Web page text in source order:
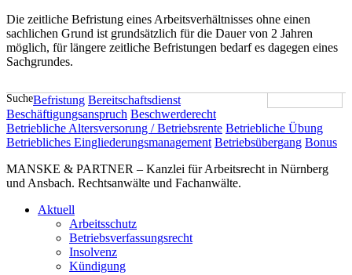
Die zeitliche Befristung eines Arbeitsverhältnisses ohne einen
sachlichen Grund ist grundsätzlich für die Dauer von 2 Jahren
möglich, für längere zeitliche Befristungen bedarf es dagegen eines
Sachgrundes.
SucheBefristung Bereitschaftsdienst
Beschäftigungsanspruch Beschwerderecht
Betriebliche Altersversorung / Betriebsrente Betriebliche Übung
Betriebliches Eingliederungsmanagement Betriebsübergang Bonus
MANSKE & PARTNER – Kanzlei für Arbeitsrecht in Nürnberg
und Ansbach. Rechtsanwälte und Fachanwälte.
Aktuell
Arbeitsschutz
Betriebsverfassungsrecht
Insolvenz
Kündigung